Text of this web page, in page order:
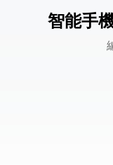
智能手